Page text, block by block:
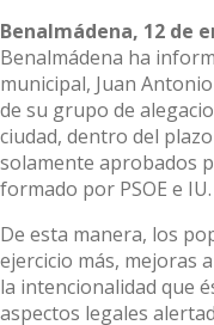
Benalmádena, 12 de
Benalmádena ha
municipal, Juan
de su grupo de
ciudad, dentro del
solamente aprobados
formado por PSOE e IU.
De esta manera, los
ejercicio más, mejoras
la intencionalidad que
aspectos legales